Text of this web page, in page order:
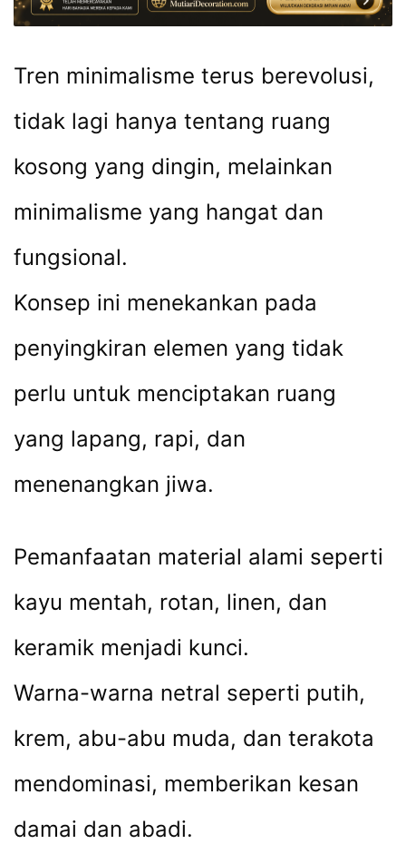
Tren minimalisme terus berevolusi,
tidak lagi hanya tentang ruang
kosong yang dingin, melainkan
minimalisme yang hangat dan
fungsional.
Konsep ini menekankan pada
penyingkiran elemen yang tidak
perlu untuk menciptakan ruang
yang lapang, rapi, dan
menenangkan jiwa.
Pemanfaatan material alami seperti
kayu mentah, rotan, linen, dan
keramik menjadi kunci.
Warna-warna netral seperti putih,
krem, abu-abu muda, dan terakota
mendominasi, memberikan kesan
damai dan abadi.